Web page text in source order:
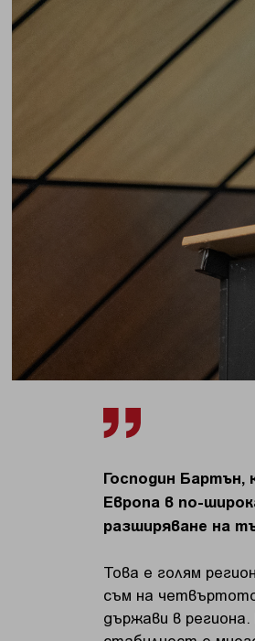
Господин Бартън,
Европа в по-
разширяване на
Това е голям
съм на
държави в